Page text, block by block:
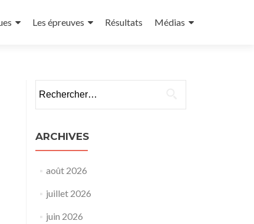
Les épreuves Résultats Médias
ARCHIVES
août 2026
juillet 2026
juin 2026